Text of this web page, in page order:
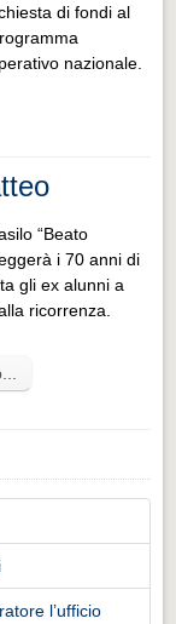
di fondi al
nazionale.
“Beato
i 70 anni di
gli ex alunni a
ricorrenza.
l’ufficio